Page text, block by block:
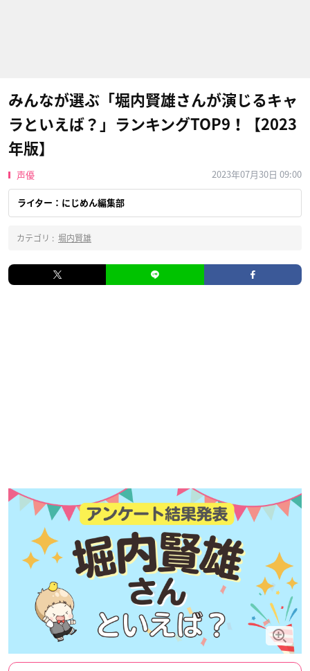
みんなが選ぶ「堀内賢雄さんが演じるキャ
ラといえば？」ランキングTOP9！【2023
年版】
声優 2023年07月30日 09:00
ライター：にじめん編集部
カテゴリ : 堀内賢雄